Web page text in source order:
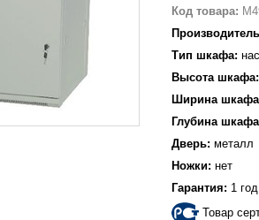
Код товара:
Тип шкафа:
Высота шкафа:
Ширина
Глубина
Дверь: металл
Ножки: нет
Гарантия: 1 год
Товар